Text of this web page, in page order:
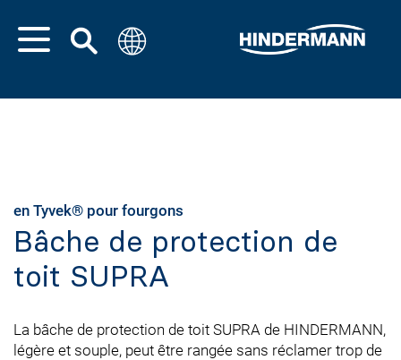
en Tyvek® pour fourgons
Bâche de protection de
toit SUPRA
La bâche de protection de toit SUPRA de HINDERMANN,
légère et souple, peut être rangée sans réclamer trop de